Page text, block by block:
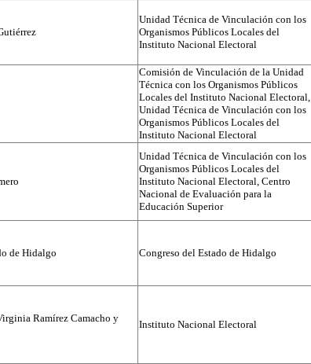
Unidad Técnica de Vinculación con los
Organismos Públicos Locales del
Instituto Nacional Electoral
Comisión de Vinculación de la Unidad
Técnica con los Organismos Públicos
Locales del Instituto Nacional Electoral,
Unidad Técnica de Vinculación con los
Organismos Públicos Locales del
Instituto Nacional Electoral
Unidad Técnica de Vinculación con los
Organismos Públicos Locales del
Instituto Nacional Electoral, Centro
Nacional de Evaluación para la
Educación Superior
de Hidalgo Congreso del Estado de Hidalgo
Ramírez Camacho y
Instituto Nacional Electoral